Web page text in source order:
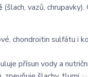
(šlach, vazů,
chondroitin sulfátu i
přísun vody a